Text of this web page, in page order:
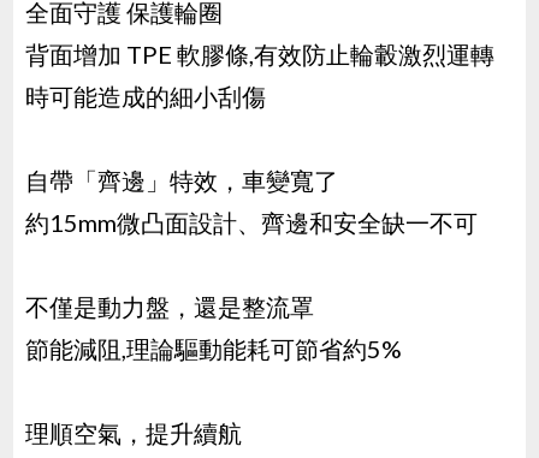
全面守護 保護輪圈
背面增加 TPE 軟膠條,有效防止輪轂激烈運轉
時可能造成的細小刮傷
自帶「齊邊」特效，車變寬了
約15mm微凸面設計、齊邊和安全缺一不可
不僅是動力盤，還是整流罩
節能減阻,理論驅動能耗可節省約5%
理順空氣，提升續航